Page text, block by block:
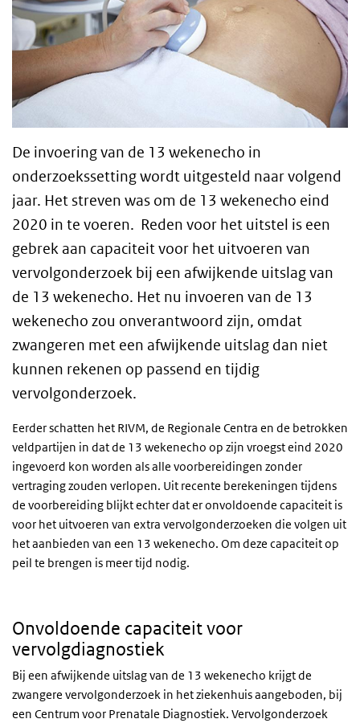
De invoering van de 13 wekenecho in
onderzoekssetting wordt uitgesteld naar volgend
jaar. Het streven was om de 13 wekenecho eind
2020 in te voeren. Reden voor het uitstel is een
gebrek aan capaciteit voor het uitvoeren van
vervolgonderzoek bij een afwijkende uitslag van
de 13 wekenecho. Het nu invoeren van de 13
wekenecho zou onverantwoord zijn, omdat
zwangeren met een afwijkende uitslag dan niet
kunnen rekenen op passend en tijdig
vervolgonderzoek.
Eerder schatten het RIVM, de Regionale Centra en de betrokken
veldpartijen in dat de 13 wekenecho op zijn vroegst eind 2020
ingevoerd kon worden als alle voorbereidingen zonder
vertraging zouden verlopen. Uit recente berekeningen tijdens
de voorbereiding blijkt echter dat er onvoldoende capaciteit is
voor het uitvoeren van extra vervolgonderzoeken die volgen uit
het aanbieden van een 13 wekenecho. Om deze capaciteit op
peil te brengen is meer tijd nodig.
Onvoldoende capaciteit voor
vervolgdiagnostiek
Bij een afwijkende uitslag van de 13 wekenecho krijgt de
zwangere vervolgonderzoek in het ziekenhuis aangeboden, bij
een Centrum voor Prenatale Diagnostiek. Vervolgonderzoek